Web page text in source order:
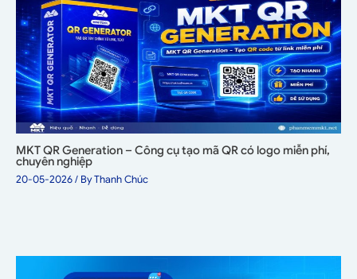
MKT QR Generation – Công cụ tạo mã QR có logo miễn phí,
chuyên nghiệp
20-05-2026/ ByThanh Chúc